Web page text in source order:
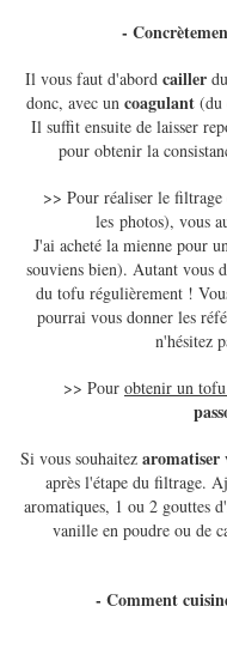
-
Il vous faut d'abord caillerdu
donc, avec un coagulant (du
Il suffit ensuite de laisser
pour obtenir la
>> Pour réaliser le filtrage
les photos), vous
J'ai acheté la mienne pour
souviens bien). Autant vous
du tofu régulièrement !
pourrai vous donner les
n'hésitez
>> Pour obtenir un
Si vous souhaitez aromatiser
après l'étape du filtrage.
aromatiques, 1 ou 2 gouttes
vanille en poudre ou de
- Comment